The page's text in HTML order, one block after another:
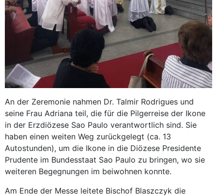
An der Zeremonie nahmen Dr. Talmir Rodrigues und
seine Frau Adriana teil, die für die Pilgerreise der Ikone
in der Erzdiözese Sao Paulo verantwortlich sind. Sie
haben einen weiten Weg zurückgelegt (ca. 13
Autostunden), um die Ikone in die Diözese Presidente
Prudente im Bundesstaat Sao Paulo zu bringen, wo sie
weiteren Begegnungen im beiwohnen konnte.
Am Ende der Messe leitete Bischof Blaszczyk die